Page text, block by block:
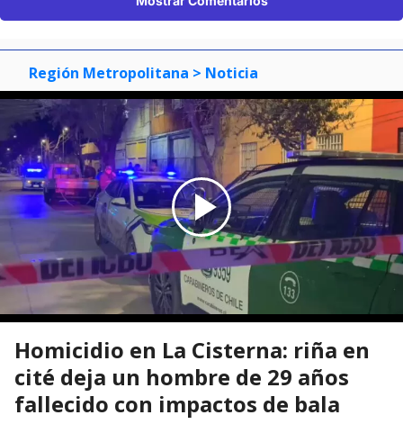
Región Metropolitana > Noticia
Homicidio en La Cisterna: riña en
cité deja un hombre de 29 años
fallecido con impactos de bala